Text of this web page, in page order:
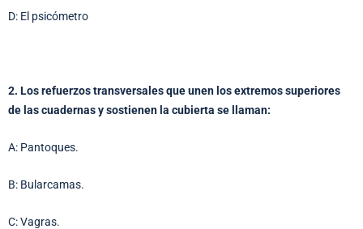
D: El psicómetro
2. Los refuerzos transversales que unen los extremos superiores
de las cuadernas y sostienen la cubierta se llaman:
A: Pantoques.
B: Bularcamas.
C: Vagras.